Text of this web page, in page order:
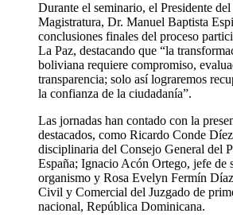
Durante el seminario, el Presidente
Magistratura, Dr. Manuel Baptista
conclusiones finales del proceso
La Paz, destacando que “la
boliviana requiere compromiso,
transparencia; solo así lograremos
la confianza de la ciudadanía”.
Las jornadas han contado con la
destacados, como Ricardo Conde
disciplinaria del Consejo General del
España; Ignacio Acón Ortego, jefe de
organismo y Rosa Evelyn Fermín
Civil y Comercial del Juzgado de
nacional, República Dominicana.